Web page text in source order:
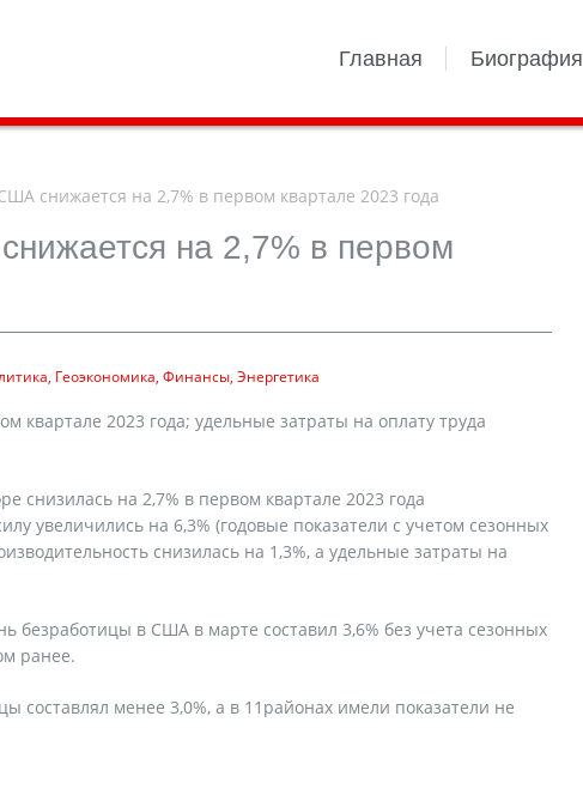
Главная Биография
снижается на 2,7% в первом квартале 2023 года
на 2,7% в первом
Геоэкономика Финансы Энергетика
квартале 2023 года; удельные затраты на оплату труда
снизилась на 2,7% в первом квартале 2023 года
увеличились на 6,3% (годовые показатели с учетом сезонных
снизилась на 1,3%, а удельные затраты на
безработицы в США в марте составил 3,6% без учета сезонных
ранее.
составлял менее 3,0%, а в 11районах имели показатели не